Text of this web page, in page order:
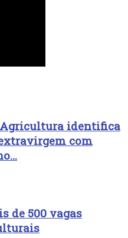
identifica
com
de 500 vagas